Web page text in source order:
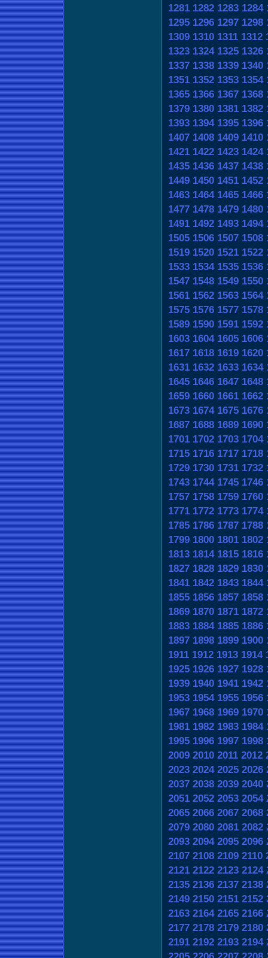
1281 1282 1283 1284
1295 1296 1297 1298
1309 1310 1311 1312
1323 1324 1325 1326
1337 1338 1339 1340
1351 1352 1353 1354
1365 1366 1367 1368
1379 1380 1381 1382
1393 1394 1395 1396
1407 1408 1409 1410
1421 1422 1423 1424
1435 1436 1437 1438
1449 1450 1451 1452
1463 1464 1465 1466
1477 1478 1479 1480
1491 1492 1493 1494
1505 1506 1507 1508
1519 1520 1521 1522
1533 1534 1535 1536
1547 1548 1549 1550
1561 1562 1563 1564
1575 1576 1577 1578
1589 1590 1591 1592
1603 1604 1605 1606
1617 1618 1619 1620
1631 1632 1633 1634
1645 1646 1647 1648
1659 1660 1661 1662
1673 1674 1675 1676
1687 1688 1689 1690
1701 1702 1703 1704
1715 1716 1717 1718
1729 1730 1731 1732
1743 1744 1745 1746
1757 1758 1759 1760
1771 1772 1773 1774
1785 1786 1787 1788
1799 1800 1801 1802
1813 1814 1815 1816
1827 1828 1829 1830
1841 1842 1843 1844
1855 1856 1857 1858
1869 1870 1871 1872
1883 1884 1885 1886
1897 1898 1899 1900
1911 1912 1913 1914
1925 1926 1927 1928
1939 1940 1941 1942
1953 1954 1955 1956
1967 1968 1969 1970
1981 1982 1983 1984
1995 1996 1997 1998
2009 2010 2011 2012
2023 2024 2025 2026
2037 2038 2039 2040
2051 2052 2053 2054
2065 2066 2067 2068
2079 2080 2081 2082
2093 2094 2095 2096
2107 2108 2109 2110
2121 2122 2123 2124
2135 2136 2137 2138
2149 2150 2151 2152
2163 2164 2165 2166
2177 2178 2179 2180
2191 2192 2193 2194